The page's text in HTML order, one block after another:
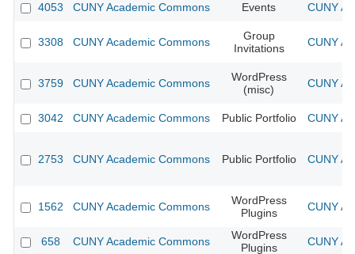
4053 CUNY Academic Commons Events CUNY
3308 CUNY Academic Commons
Group
Invitations
CUNY
3759 CUNY Academic Commons
WordPress
(misc)
CUNY
3042 CUNY Academic Commons Public Portfolio CUNY
2753 CUNY Academic Commons Public Portfolio CUNY
1562 CUNY Academic Commons
WordPress
Plugins
CUNY
658 CUNY Academic Commons
WordPress
Plugins
CUNY